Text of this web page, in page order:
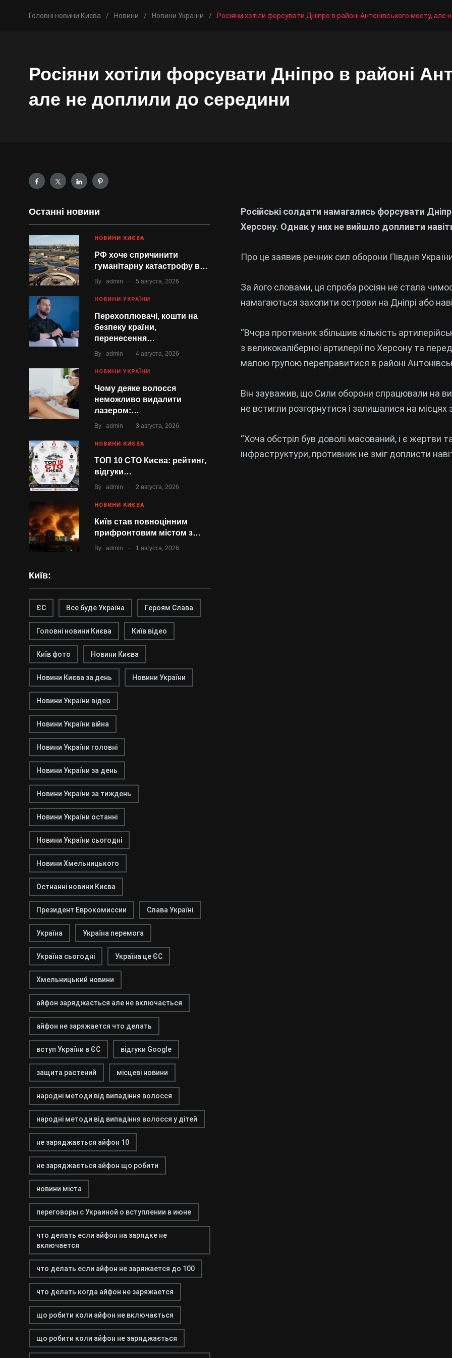
Головні новини Києва / Новини / Новини України / Росіяни хотіли форсувати Дніпро в районі Антонівського мосту,
Росіяни хотіли форсувати Дніпро в районі
але не доплили до середини
Останні новини
НОВИНИ КИЄВА
РФ хоче спричинити
гуманітарну катастрофу в…
By admin . 5 августа, 2026
НОВИНИ УКРАЇНИ
Перехоплювачі, кошти на
безпеку країни,
перенесення…
By admin . 4 августа, 2026
НОВИНИ УКРАЇНИ
Чому деяке волосся
неможливо видалити
лазером:…
By admin . 3 августа, 2026
НОВИНИ КИЄВА
ТОП 10 СТО Києва: рейтинг,
відгуки…
By admin . 2 августа, 2026
НОВИНИ КИЄВА
Київ став повноцінним
прифронтовим містом з…
By admin . 1 августа, 2026
Київ:
ЄС Все буде Україна Героям Слава
Головні новини Києва Київ відео
Київ фото Новини Києва
Новини Києва за день Новини України
Новини України відео
Новини України війна
Новини України головні
Новини України за день
Новини України за тиждень
Новини України останні
Новини України сьогодні
Новини Хмельницького
Остнанні новини Києва
Президент Еврокомиссии Слава Україні
Україна Україна перемога
Україна сьогодні Україна це ЄС
Хмельницький новини
айфон заряджається але не включається
айфон не заряжается что делать
вступ України в ЄС відгуки Google
защита растений місцеві новини
народні методи від випадіння волосся
народні методи від випадіння волосся у дітей
не заряджається айфон 10
не заряджається айфон що робити
новини міста
переговоры с Украиной о вступлении в июне
что делать если айфон на зарядке не
включается
что делать если айфон не заряжается до 100
что делать когда айфон не заряжается
що робити коли айфон не включається
що робити коли айфон не заряджається
Російські солдати намагались форсувати
Херсону. Однак у них не вийшло допливти
Про це заявив речник сил оборони Півдня
За його словами, ця спроба росіян не стала
намагаються захопити острови на Дніпрі або
“Вчора противник збільшив кількість
з великокаліберної артилерії по Херсону та
малою групою переправитися в районі
Він зауважив, що Сили оборони спрацювали на
не встигли розгорнутися і залишалися на
“Хоча обстріл був доволі масований, і є жертви
інфраструктури, противник не зміг доплисти